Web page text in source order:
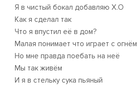
Я в чистый бокал добавляю X.O
Как я сделал так
Что я впустил её в дом?
Малая понимает что играет с огнём
Но мне правда поебать на неё
Мы так живём
И я в стельку сука пьяный